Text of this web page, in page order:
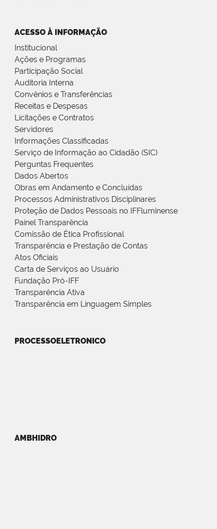
ACESSO À INFORMAÇÃO
Institucional
Ações e Programas
Participação Social
Auditoria Interna
Convênios e Transferências
Receitas e Despesas
Licitações e Contratos
Servidores
Informações Classificadas
Serviço de Informação ao Cidadão (SIC)
Perguntas Frequentes
Dados Abertos
Obras em Andamento e Concluídas
Processos Administrativos Disciplinares
Proteção de Dados Pessoais no IFFluminense
Painel Transparência
Comissão de Ética Profissional
Transparência e Prestação de Contas
Atos Oficiais
Carta de Serviços ao Usuário
Fundação Pró-IFF
Transparência Ativa
Transparência em Linguagem Simples
PROCESSOELETRONICO
AMBHIDRO